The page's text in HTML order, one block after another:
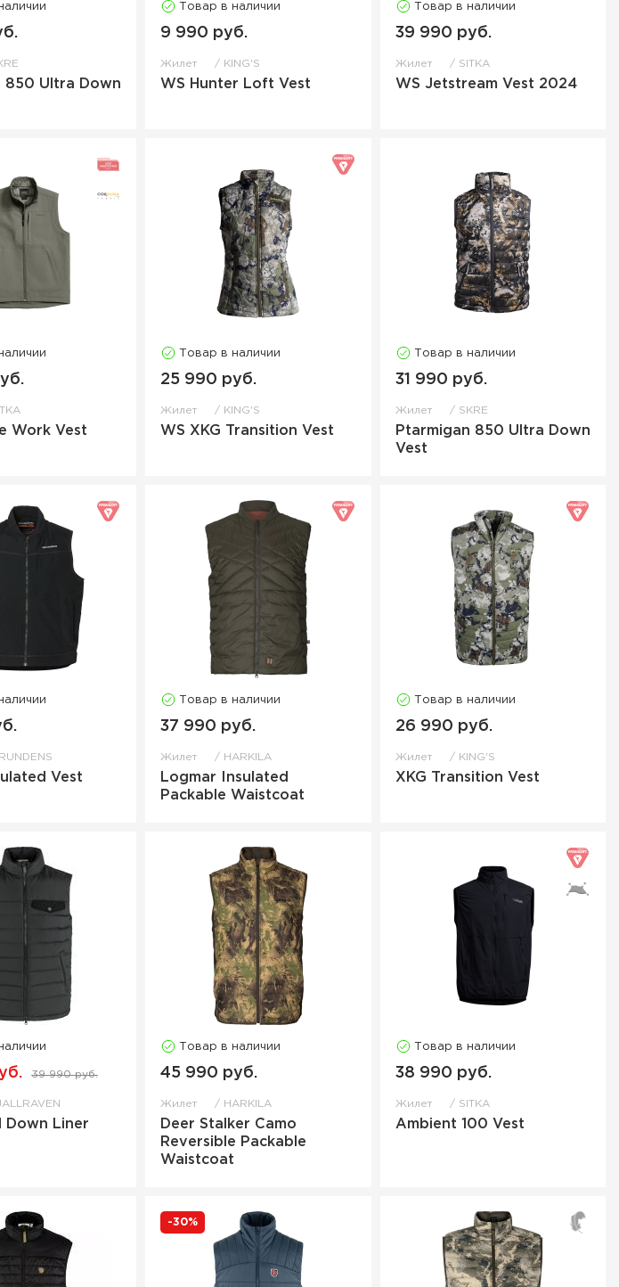
850 Ultra Down
Товар в наличии
9 990 руб.
Жилет KING'S
WS Hunter Loft Vest
Товар в наличии
39 990 руб.
Жилет SITKA
WS Jetstream Vest 2024
Work Vest
Товар в наличии
25 990 руб.
Жилет KING'S
WS XKG Transition Vest
Товар в наличии
31 990 руб.
Жилет SKRE
Ptarmigan 850 Ultra Down
Vest
Vest
Товар в наличии
37 990 руб.
Жилет HARKILA
Logmar Insulated
Packable Waistcoat
Товар в наличии
26 990 руб.
Жилет KING'S
XKG Transition Vest
39 990 руб.
Down Liner
Товар в наличии
45 990 руб.
Жилет HARKILA
Deer Stalker Camo
Reversible Packable
Waistcoat
Товар в наличии
38 990 руб.
Жилет SITKA
Ambient 100 Vest
-30%